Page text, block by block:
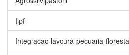
Ilpf
Integracao lavoura-pecuaria-floresta